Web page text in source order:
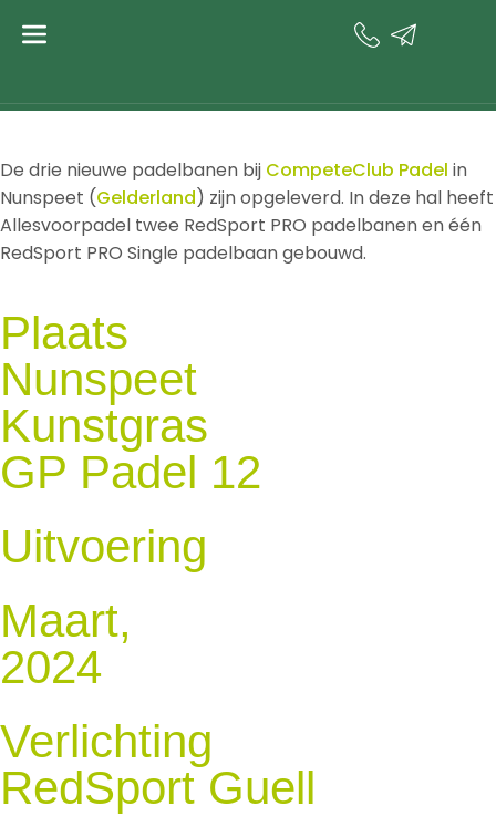
CompeteClub Padel
De drie nieuwe padelbanen bij CompeteClub Padel in
Nunspeet (Gelderland) zijn opgeleverd. In deze hal heeft
Allesvoorpadel twee RedSport PRO padelbanen en één
RedSport PRO Single padelbaan gebouwd.
Plaats
Nunspeet
Kunstgras
GP Padel 12
Uitvoering
Maart,
2024
Verlichting
RedSport Guell